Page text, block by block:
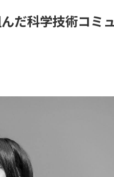
だ科学技術コミ